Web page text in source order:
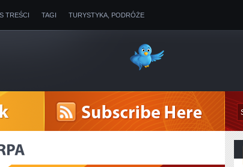
TREŚCI TAGI TURYSTYKA, PODRÓŻE